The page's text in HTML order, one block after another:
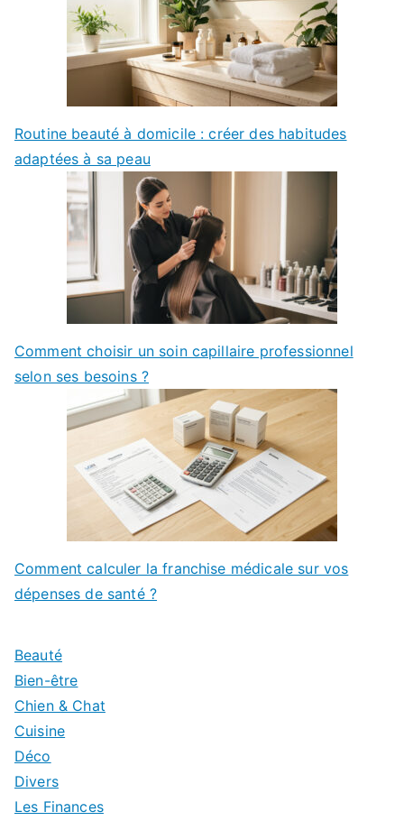
Routine beauté à domicile : créer des habitudes
adaptées à sa peau
Comment choisir un soin capillaire professionnel
selon ses besoins ?
Comment calculer la franchise médicale sur vos
dépenses de santé ?
Beauté
Bien-être
Chien & Chat
Cuisine
Déco
Divers
Les Finances